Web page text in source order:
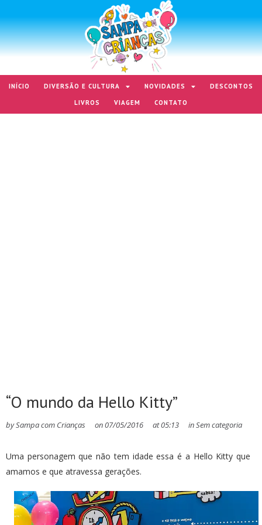
INÍCIO DIVERSÃO E CULTURA NOVIDADES
DESCONTOS
LIVROS
VIAGEM CONTATO
“O mundo da Hello Kitty”
bySampa com Crianças on07/05/2016 at05:13 inSem categoria
Uma personagem que não tem idade essa é a Hello Kitty que
amamos e que atravessa gerações.